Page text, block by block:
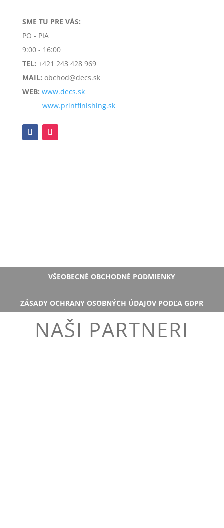
SME TU PRE VÁS:
PO - PIA
9:00 - 16:00
TEL: +421 243 428 969
MAIL: obchod@decs.sk
WEB: www.decs.sk
www.printfinishing.sk
VŠEOBECNÉ OBCHODNÉ PODMIENKY
ZÁSADY OCHRANY OSOBNÝCH ÚDAJOV PODĽA GDPR
NAŠI PARTNERI